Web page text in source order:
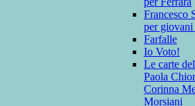
Francesco
per
Farfalle
Io Voto!
Le carte
Paola
Corinna
Morsiani